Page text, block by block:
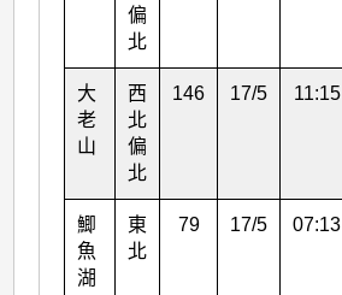
偏
北
大
老
山
西
北
偏
北
146 17/5 11:15
鯽
魚
湖
東
北
79 17/5 07:13